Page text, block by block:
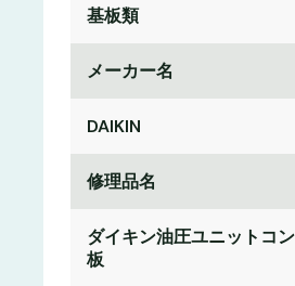
基板類
メーカー名
DAIKIN
修理品名
ダイキン油圧ユニットコ
板